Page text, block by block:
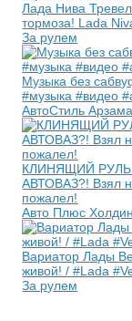
Лада Нива
тормоза! Lada
За рулем
Музыка без
#музыка #видео
АвтоСтиль
КЛИНЯЩИЙ
АВТОВАЗ?! Взял
пожалел!
Авто Плюс
Вариатор Лады
живой! / #Lada
За рулем